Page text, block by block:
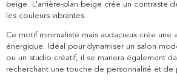
beige. L'arrière-plan beige crée un contraste
les couleurs vibrantes.
Ce motif minimaliste mais audacieux crée une
énergique. Idéal pour dynamiser un salon
ou un studio créatif, il se mariera également
recherchant une touche de personnalité et de